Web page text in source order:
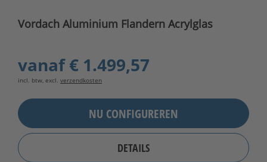
Vordach Aluminium Flandern Acrylglas
vanaf€ 1.499,57
incl. btw, excl. verzendkosten
NU CONFIGUREREN
DETAILS